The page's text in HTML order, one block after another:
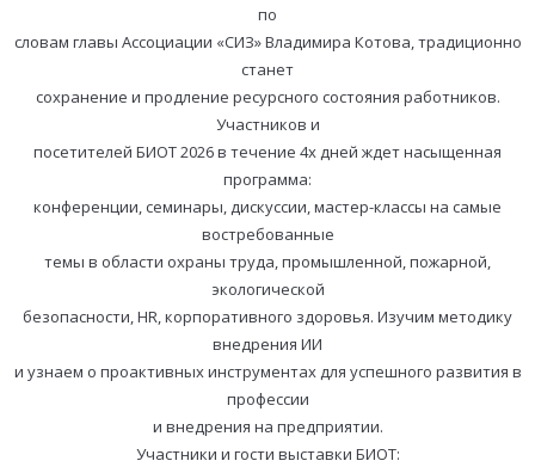
по
словам главы Ассоциации «СИЗ» Владимира Котова, традиционно
станет
сохранение и продление ресурсного состояния работников.
Участников и
посетителей БИОТ 2026 в течение 4х дней ждет насыщенная
программа:
конференции, семинары, дискуссии, мастер-классы на самые
востребованные
темы в области охраны труда, промышленной, пожарной,
экологической
безопасности, HR, корпоративного здоровья. Изучим методику
внедрения ИИ
и узнаем о проактивных инструментах для успешного развития в
профессии
и внедрения на предприятии.
Участники и гости выставки БИОТ: